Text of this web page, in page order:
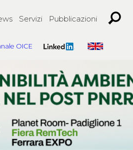
Servizi Pubblicazioni
OICE